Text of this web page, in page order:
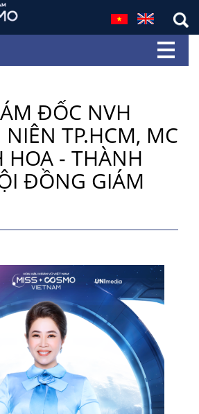
ĐỐC NVH
TP.HCM, MC
HOA - THÀNH
ĐỒNG GIÁM